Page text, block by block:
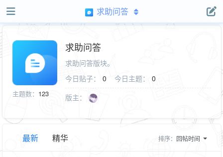
求助问答
主题数： 123
求助问答
求助问答版块。
今日贴子：
0 今日主题：
0
版主：
最新 精华 排序： 回帖时间